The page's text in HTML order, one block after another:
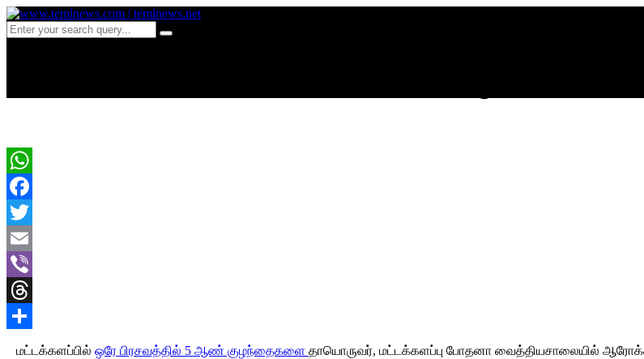
WhatsApp
Facebook
Twitter
Email
Viber
Threads
Share
மட்டக்களப்பில் ஒரே பிரசவத்தில் 5 ஆண் குழந்தைகளை தாயொருவர், மட்டக்களப்பு போதனா வைத்தியசாலையில்